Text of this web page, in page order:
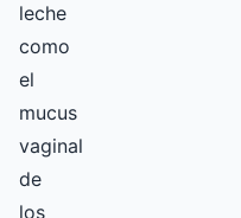
leche
como
el
mucus
vaginal
de
los